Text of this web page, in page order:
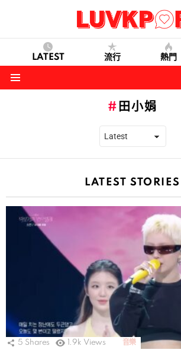
LATEST 流行 熱門
田小娟
LATEST STORIES
5 Shares 1.9k Views 音樂